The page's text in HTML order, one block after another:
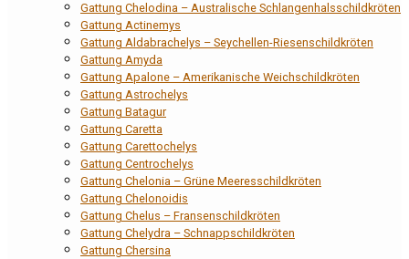
Gattung Chelodina – Australische Schlangenhalsschildkröten
Gattung Actinemys
Gattung Aldabrachelys – Seychellen-Riesenschildkröten
Gattung Amyda
Gattung Apalone – Amerikanische Weichschildkröten
Gattung Astrochelys
Gattung Batagur
Gattung Caretta
Gattung Carettochelys
Gattung Centrochelys
Gattung Chelonia – Grüne Meeresschildkröten
Gattung Chelonoidis
Gattung Chelus – Fransenschildkröten
Gattung Chelydra – Schnappschildkröten
Gattung Chersina